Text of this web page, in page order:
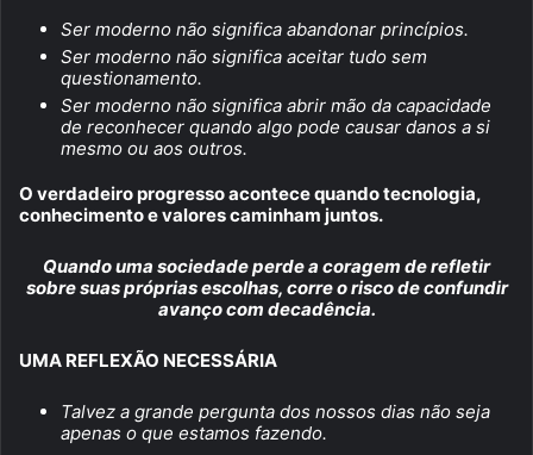
Ser moderno não significa abandonar princípios.
Ser moderno não significa aceitar tudo sem
questionamento.
Ser moderno não significa abrir mão da capacidade
de reconhecer quando algo pode causar danos a si
mesmo ou aos outros.
O verdadeiro progresso acontece quando tecnologia,
conhecimento e valores caminham juntos.
Quando uma sociedade perde a coragem de refletir
sobre suas próprias escolhas, corre o risco de confundir
avanço com decadência.
UMA REFLEXÃO NECESSÁRIA
Talvez a grande pergunta dos nossos dias não seja
apenas o que estamos fazendo.